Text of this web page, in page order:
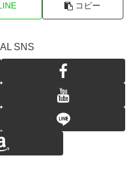
コピー
SNS